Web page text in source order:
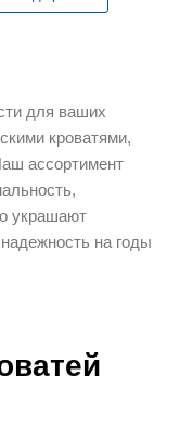
для ваших
кроватями,
ассортимент
украшают
на годы